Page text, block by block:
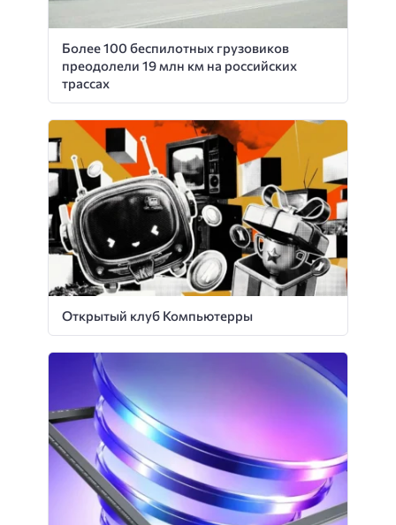
Более 100 беспилотных грузовиков
преодолели 19 млн км на российских
трассах
Открытый клуб Компьютерры